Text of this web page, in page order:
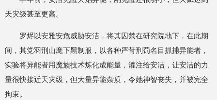
天灾级甚至更高。
罗烬以安雅安危威胁安洁，将其囚禁在研究院地下，在此期
间，其党羽刑山麾下黑制服，以各种严苛刑罚名目抓捕异能者，
实验将异能者用魔族技术炼化成能量，灌注给安洁，让安洁的力
量很快接近天灾级，但大量异能杂质，令她神智丧失，并被完全
拘束。